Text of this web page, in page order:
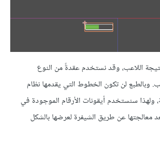
اللاعب، وقد نستخدم عقدةً من النوع
لن تكون الخطوط التي يقدمها نظام
ولهذا سنستخدم أيقونات الأرقام الموجودة في
معالجتها عن طريق الشيفرة لعرضها بالشكل